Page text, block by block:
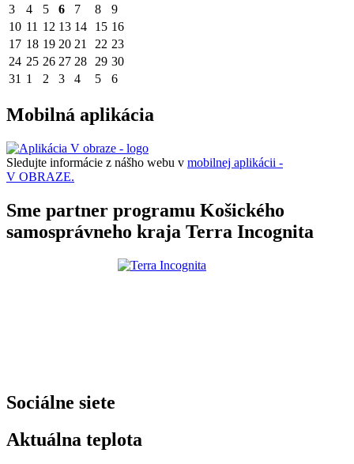
3
4 5 6 7 8
9
10 11 12 13 14 15 16
17 18 19 20 21 22 23
24 25 26 27 28 29 30
31 1 2 3 4 5 6
Mobilná aplikácia
Sledujte informácie z nášho webu v mobilnej aplikácii -
V OBRAZE.
Sme partner programu Košického
samosprávneho kraja Terra Incognita
Sociálne siete
Aktuálna teplota